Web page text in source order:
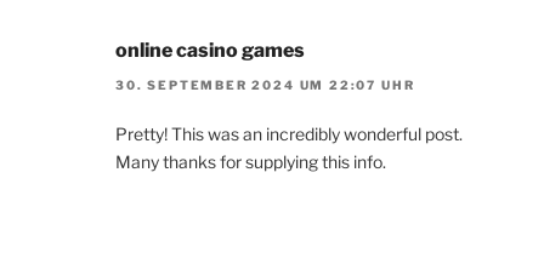
online casino games
30. SEPTEMBER 2024 UM 22:07 UHR
Pretty! This was an incredibly wonderful post.
Many thanks for supplying this info.